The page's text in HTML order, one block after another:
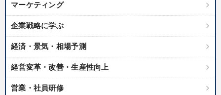
業種
製造業 卸売・小売・飲食業
マーケティング
企業戦略に学ぶ
経済・景気・相場予測
経営変革・改善・生産性向上
営業・社員研修